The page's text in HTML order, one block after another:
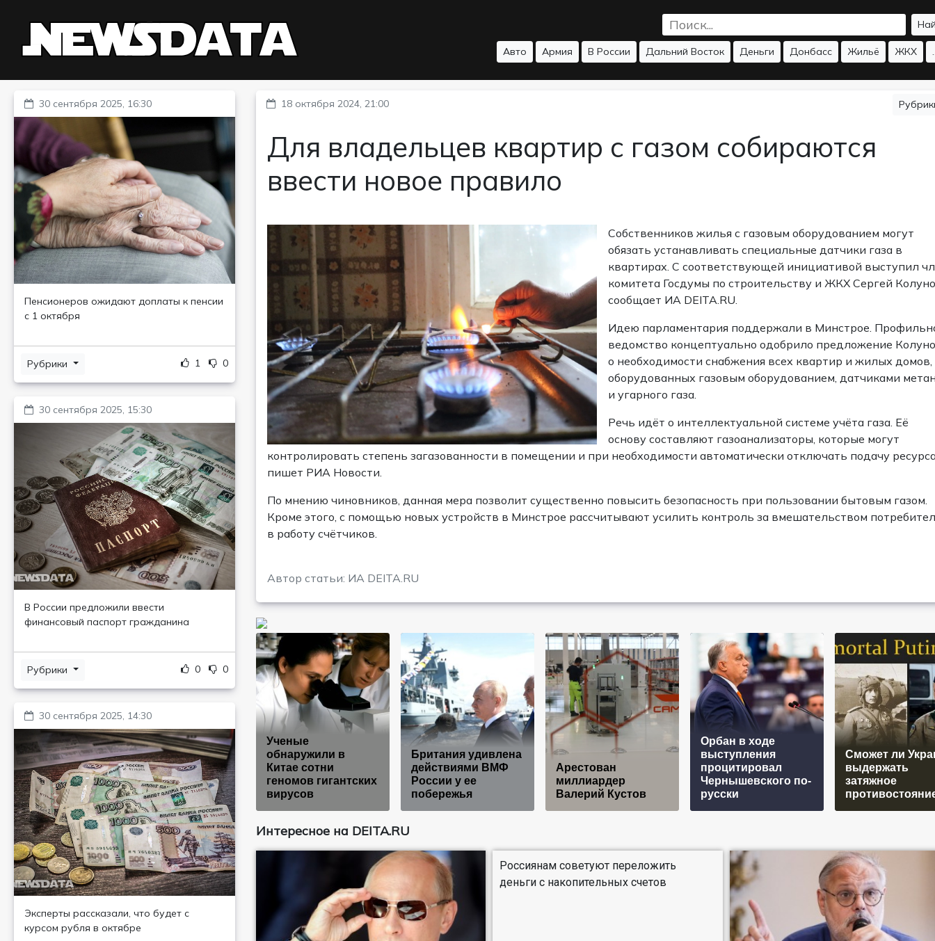
Авто Армия В России Дальний Восток Деньги Донбасс Жильё ЖКХ
30 сентября 2025, 16:30
Пенсионеров ожидают доплаты к пенсии
с 1 октября
Рубрики 1 0
30 сентября 2025, 15:30
В России предложили ввести
финансовый паспорт гражданина
Рубрики 0 0
30 сентября 2025, 14:30
Эксперты рассказали, что будет с
курсом рубля в октябре
18 октября 2024, 21:00
Для владельцев квартир с газом собираются
ввести новое правило
Собственников жилья с газовым оборудованием могут
обязать устанавливать специальные датчики газа в
квартирах. С соответствующей инициативой выступил
комитета Госдумы по строительству и ЖКХ Сергей
сообщает ИА DEITA.RU.
Идею парламентария поддержали в Минстрое.
ведомство концептуально одобрило предложение
о необходимости снабжения всех квартир и жилых домов,
оборудованных газовым оборудованием, датчиками
и угарного газа.
Речь идёт о интеллектуальной системе учёта газа. Её
основу составляют газоанализаторы, которые могут
контролировать степень загазованности в помещении и при необходимости автоматически отключать подачу
пишет РИА Новости.
По мнению чиновников, данная мера позволит существенно повысить безопасность при пользовании бытовым газом.
Кроме этого, с помощью новых устройств в Минстрое рассчитывают усилить контроль за вмешательством
в работу счётчиков.
Автор статьи: ИА DEITA.RU
Ученые
обнаружили в
Китае сотни
геномов гигантских
вирусов
Британия удивлена
действиями ВМФ
России у ее
побережья
Арестован
миллиардер
Валерий Кустов
Орбан в ходе
выступления
процитировал
Чернышевского по-
русски
Сможет ли
выдержать
затяжное
Интересное на DEITA.RU
Россиянам советуют переложить
деньги с накопительных счетов